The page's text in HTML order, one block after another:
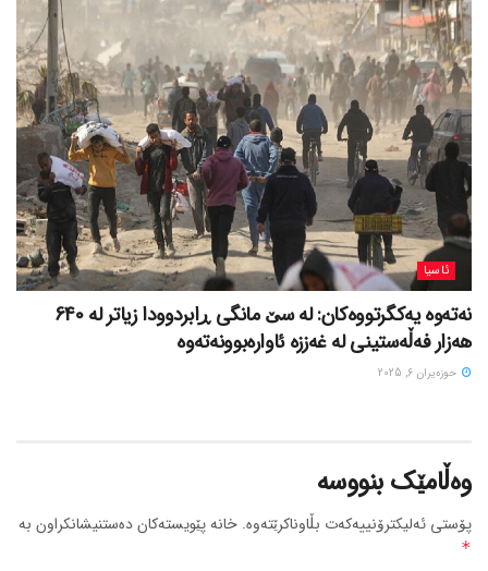
ئاسیا
نەتەوە یەکگرتووەکان: لە سێ مانگی ڕابردوودا زیاتر لە 640
هەزار فەڵەستینی لە غەززە ئاوارەبوونەتەوە
حوزه‌یران 6, 2025
وەڵامێک بنووسە
پۆستی ئەلیکترۆنییەکەت بڵاوناکرێتەوە. خانە پێویستەکان دەستنیشانکراون بە
*